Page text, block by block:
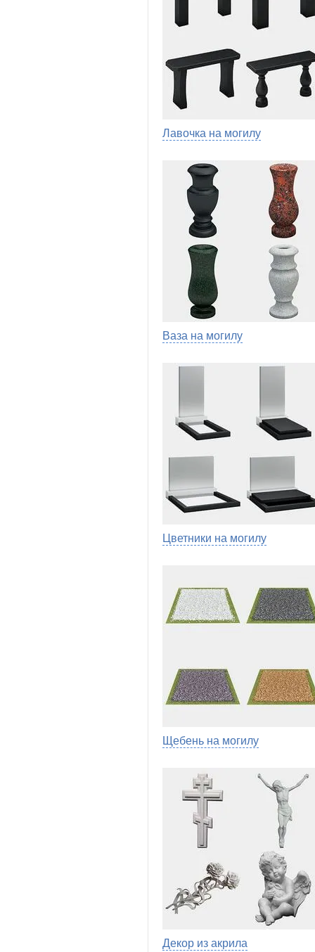
Лавочка на могилу
Ваза на могилу
Цветники на могилу
Щебень на могилу
Декор из акрила